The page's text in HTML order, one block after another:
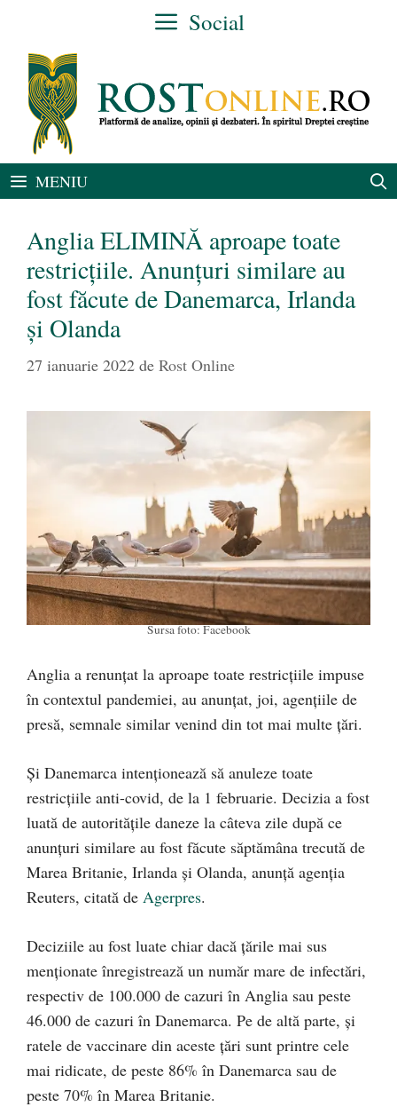
conținut
Social
MENIU
Anglia ELIMINĂ aproape toate
restricţiile. Anunțuri similare au
fost făcute de Danemarca, Irlanda
și Olanda
27 ianuarie 2022 de Rost Online
Sursa foto: Facebook
Anglia a renunţat la aproape toate restricţiile impuse
în contextul pandemiei, au anunțat, joi, agențiile de
presă, semnale similar venind din tot mai multe țări.
Și Danemarca intenţionează să anuleze toate
restricţiile anti-covid, de la 1 februarie. Decizia a fost
luată de autorităţile daneze la câteva zile după ce
anunţuri similare au fost făcute săptămâna trecută de
Marea Britanie, Irlanda şi Olanda, anunță agenția
Reuters, citată de Agerpres.
Deciziile au fost luate chiar dacă țările mai sus
menționate înregistrează un număr mare de infectări,
respectiv de 100.000 de cazuri în Anglia sau peste
46.000 de cazuri în Danemarca. Pe de altă parte, și
ratele de vaccinare din aceste țări sunt printre cele
mai ridicate, de peste 86% în Danemarca sau de
peste 70% în Marea Britanie.